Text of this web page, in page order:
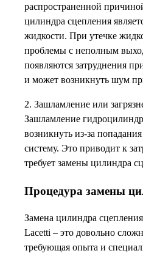
распространенной
цилиндра сцепления
жидкости. При утечке
проблемы с неполным
появляются затруднения
и может возникнуть шум
2. Зашламление или
Зашламление
возникнуть из-за
систему. Это приводит к
требует замены цилиндра
Процедура замены
Замена цилиндра
Lacetti – это довольно
требующая опыта и